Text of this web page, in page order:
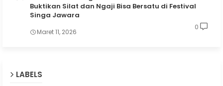
Buktikan Silat dan Ngaji Bisa Bersatu di Festival
Singa Jawara
Maret 11, 2026
0
LABELS